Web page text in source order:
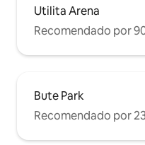
Utilita Arena
Recomendado por
Bute Park
Recomendado por